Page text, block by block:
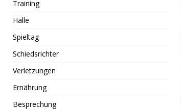
Training
Halle
Spieltag
Schiedsrichter
Verletzungen
Ernährung
Besprechung